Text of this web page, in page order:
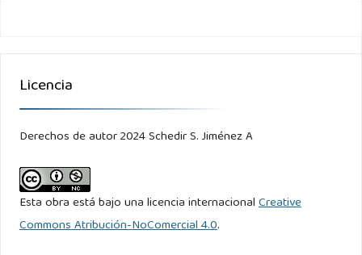
Licencia
Derechos de autor 2024 Schedir S. Jiménez A
Esta obra está bajo una licencia internacionalCreative
Commons Atribución-NoComercial 4.0.